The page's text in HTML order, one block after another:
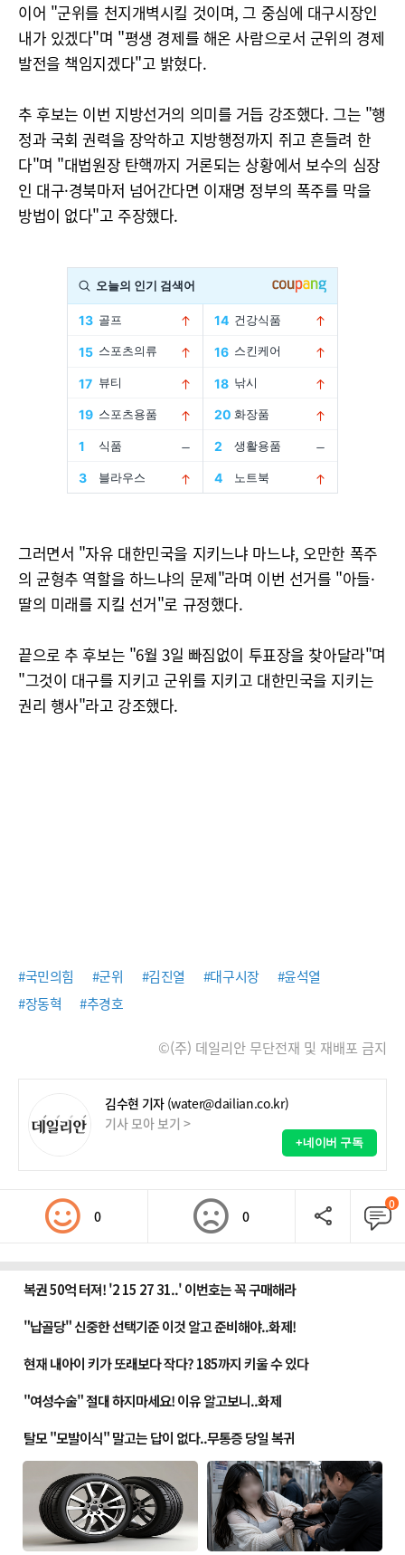
이어 "군위를 천지개벽시킬 것이며, 그 중심에 대구시장인
내가 있겠다"며 "평생 경제를 해온 사람으로서 군위의 경제
발전을 책임지겠다"고 밝혔다.
추 후보는 이번 지방선거의 의미를 거듭 강조했다. 그는 "행
정과 국회 권력을 장악하고 지방행정까지 쥐고 흔들려 한
다"며 "대법원장 탄핵까지 거론되는 상황에서 보수의 심장
인 대구·경북마저 넘어간다면 이재명 정부의 폭주를 막을
방법이 없다"고 주장했다.
그러면서 "자유 대한민국을 지키느냐 마느냐, 오만한 폭주
의 균형추 역할을 하느냐의 문제"라며 이번 선거를 "아들·
딸의 미래를 지킬 선거"로 규정했다.
끝으로 추 후보는 "6월 3일 빠짐없이 투표장을 찾아달라"며
"그것이 대구를 지키고 군위를 지키고 대한민국을 지키는
권리 행사"라고 강조했다.
#국민의힘 #군위 #김진열 #대구시장
#윤석열
#장동혁
#추경호
©(주) 데일리안 무단전재 및 재배포 금지
김수현 기자 (water@dailian.co.kr)
기사 모아 보기 >
+네이버 구독
0 0
0